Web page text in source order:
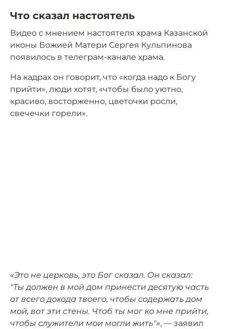
Что сказал настоятель
Видео с мнением настоятеля храма Казанской
иконы Божией Матери Сергея Кульпинова
появилось в телеграм-канале храма.
На кадрах он говорит, что «когда надо к Богу
прийти», люди хотят, «чтобы было уютно,
красиво, восторженно, цветочки росли,
свечечки горели».
«Это не церковь, это Бог сказал. Он сказал:
"Ты должен в мой дом принести десятую часть
от всего дохода твоего, чтобы содержать дом
мой, вот эти стены. Чтоб ты мог ко мне прийти,
чтобы служители мои могли жить"», — заявил